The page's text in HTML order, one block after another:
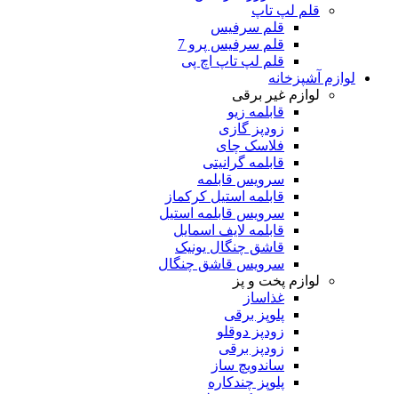
قلم لپ تاپ
قلم سرفیس
قلم سرفیس پرو 7
قلم لپ تاپ اچ پی
لوازم آشپزخانه
لوازم غیر برقی
قابلمه زیو
زودپز گازی
فلاسک چای
قابلمه گرانیتی
سرویس قابلمه
قابلمه استیل کرکماز
سرویس قابلمه استیل
قابلمه لایف اسمایل
قاشق چنگال یونیک
سرویس قاشق چنگال
لوازم پخت و پز
غذاساز
پلوپز برقی
زودپز دوقلو
زودپز برقی
ساندویچ ساز
پلوپز چندکاره